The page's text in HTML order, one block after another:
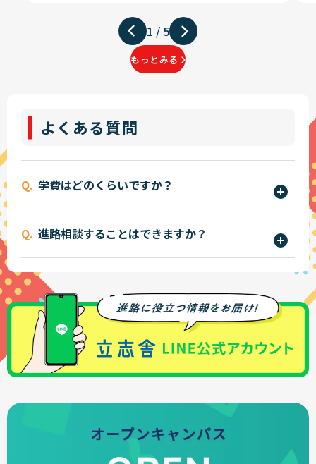
1 / 5
もっとみる
よくある質問
学費はどのくらいですか？
金・授業料・実習費などを含めた年間費用を明確
にご案内しています。
詳しくはこちら
また、国や公的機関の各種学費支援制度に加えて、
立志舎独自の支援制度もあり、安心して学べる環
境を整えています。
詳しくはこちら
進路相談することはできますか？
・オープンキャンパス
・進路相談会
・オンライン進路個別相談会
・会場ガイダンス
など、状況に応じて相談することができます。